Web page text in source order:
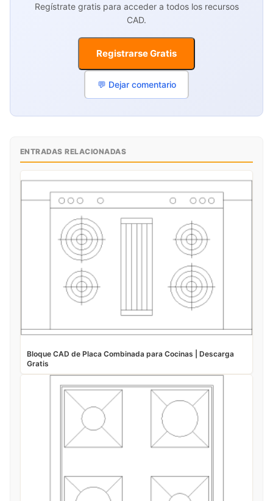
Regístrate gratis para acceder a todos los recursos
CAD.
Registrarse Gratis
💬 Dejar comentario
ENTRADAS RELACIONADAS
Bloque CAD de Placa Combinada para Cocinas | Descarga
Gratis